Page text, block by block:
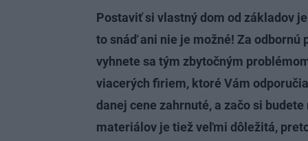
Postaviť si vlastný dom od základov
to snáď ani nie je možné! Za
vyhnete sa tým zbytočným
viacerých firiem, ktoré Vám
danej cene zahrnuté, a začo si
materiálov je tiež veľmi dôležitá,